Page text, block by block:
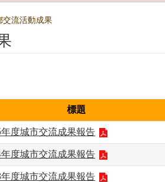
交流活動成果
標題
度城市交流成果報告
度城市交流成果報告
度城市交流成果報告